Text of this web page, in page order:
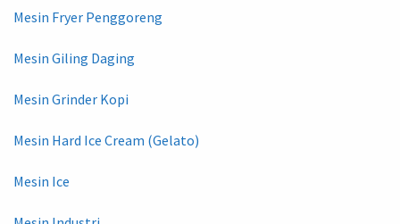
Mesin Fryer Penggoreng
Mesin Giling Daging
Mesin Grinder Kopi
Mesin Hard Ice Cream (Gelato)
Mesin Ice